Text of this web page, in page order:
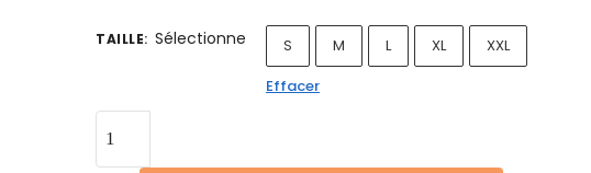
TAILLE: Sélectionne S M L XL
XXL
Effacer